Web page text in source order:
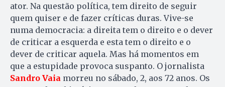
ator. Na questão política, tem direito de seguir
quem quiser e de fazer críticas duras. Vive-se
numa democracia: a direita tem o direito e o dever
de criticar a esquerda e esta tem o direito e o
dever de criticar aquela. Mas há momentos em
que a estupidade provoca suspanto. O jornalista
Sandro Vaia morreu no sábado, 2, aos 72 anos. Os